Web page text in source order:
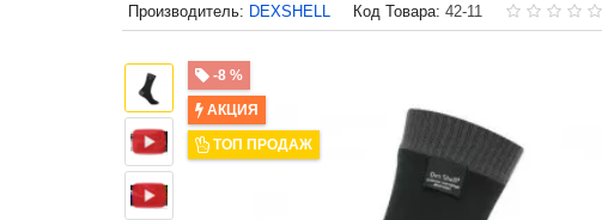
Производитель: DEXSHELL Код Товара: 42-11
-8 %
АКЦИЯ
ТОП ПРОДАЖ